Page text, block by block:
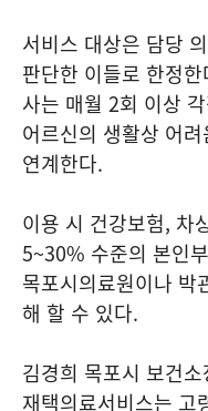
서비스 대상은 담당
판단한 이들로 한정
사는 매월 2회 이상
어르신의 생활상 어
연계한다.
이용 시 건강보험, 차
5~30% 수준의 본인
목포시의료원이나 박
해 할 수 있다.
김경희 목포시 보건
재택의료서비스는 고